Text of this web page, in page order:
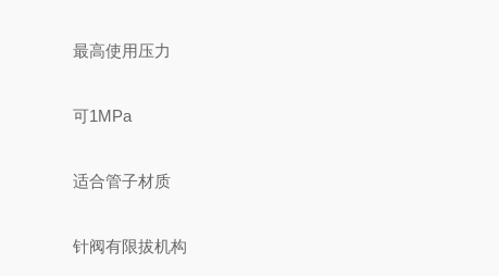
最高使用压力
可1MPa
适合管子材质
针阀有限拔机构